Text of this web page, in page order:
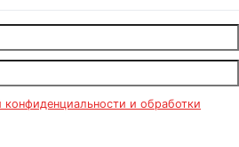
конфиденциальности и обработки